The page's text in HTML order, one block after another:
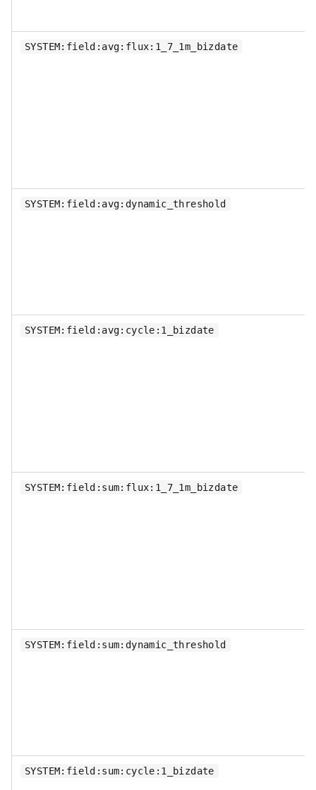
SYSTEM:field:avg:flux:1_7_1m_bizdate
SYSTEM:field:avg:dynamic_threshold
SYSTEM:field:avg:cycle:1_bizdate
SYSTEM:field:sum:flux:1_7_1m_bizdate
SYSTEM:field:sum:dynamic_threshold
SYSTEM:field:sum:cycle:1_bizdate